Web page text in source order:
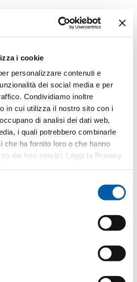
i cookie
personalizzare contenuti e
dei social media e per
Condividiamo inoltre
in cui utilizza il nostro sito con i
di analisi dei dati web,
i quali potrebbero combinarle
che ha fornito loro o che hanno
dei loro servizi. Leggi la Privacy